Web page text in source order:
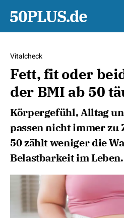
Vitalcheck
Fett, fit oder
der BMI ab 50
Körpergefühl, Alltag
passen nicht immer zu
50 zählt weniger die
Belastbarkeit im Leben.